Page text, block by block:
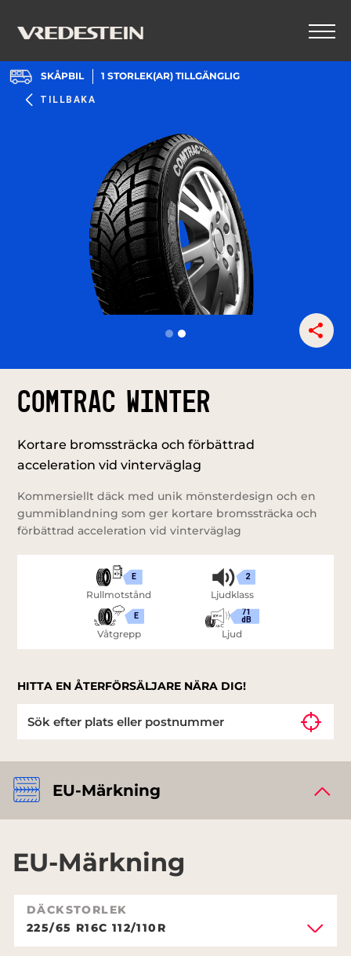
TILLBAKA
SKÅPBIL 1 STORLEK(AR) TILLGÄNGLIG
Comtrac Winter
Kortare bromssträcka och förbättrad
acceleration vid vinterväglag
Kommersiellt däck med unik mönsterdesign och en
gummiblandning som ger kortare bromssträcka och
förbättrad acceleration vid vinterväglag
E
Rullmotstånd
E
Våtgrepp
2
Ljudklass
71
dB
Ljud
HITTA EN ÅTERFÖRSÄLJARE NÄRA DIG!
EU-Märkning
EU-Märkning
DÄCKSTORLEK
225/65 R16C 112/110R